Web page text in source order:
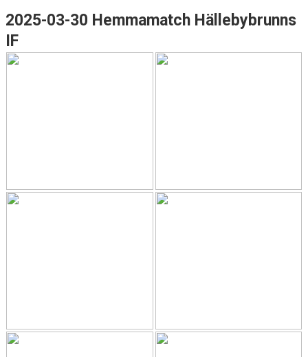
2025-03-30 Hemmamatch Hällebybrunns
IF